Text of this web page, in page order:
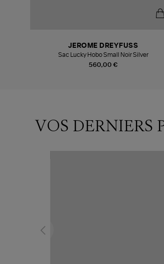
560,00 €
JEROME DREYFUSS
Sac Lucky Hobo Small Noir Silver
VOS DERNIERS